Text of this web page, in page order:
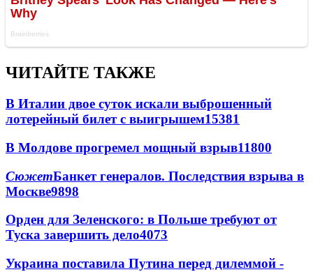
ЧИТАЙТЕ ТАКЖЕ
В Италии двое суток искали выброшенный
лотерейный билет с выигрышем15381
В Молдове прогремел мощный взрыв11800
СюжетБанкет генералов. Последствия взрыва в
Москве9898
Орден для Зеленского: в Польше требуют от
Туска завершить дело4073
Украина поставила Путина перед дилеммой -